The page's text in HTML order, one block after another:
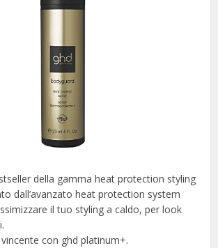
della gamma heat protection styling
dall’avanzato heat protection system
il tuo styling a caldo, per look
con ghd platinum+.